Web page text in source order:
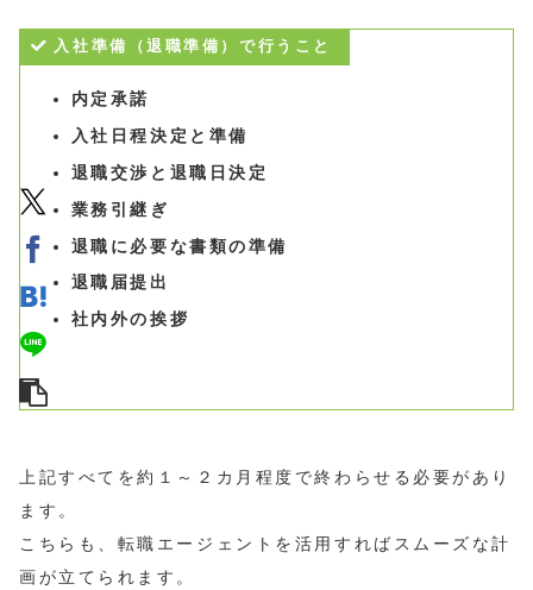
入社準備（退職準備）で行うこと
内定承諾
入社日程決定と準備
退職交渉と退職日決定
業務引継ぎ
退職に必要な書類の準備
退職届提出
社内外の挨拶
上記すべてを約１～２カ月程度で終わらせる必要があり
ます。
こちらも、転職エージェントを活用すればスムーズな計
画が立てられます。